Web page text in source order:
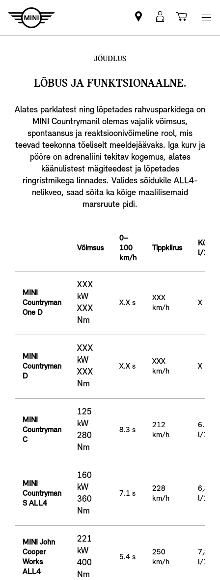
Leia
MINI
MyMini
login
JÕUDLUS
LÕBUS JA FUNKTSIONAALNE.
Alates parklatest ning lõpetades rahvusparkidega on
MINI Countrymanil olemas vajalik võimsus,
spontaansus ja reaktsioonivõimeline rool, mis
teevad teekonna tõeliselt meeldejäävaks. Iga kurv ja
pööre on adrenaliini tekitav kogemus, alates
käänulistest mägiteedest ja lõpetades
ringristmikega linnades. Valides sõidukile ALL4-
nelikveo, saad sõita ka kõige maalilisemaid
marsruute pidi.
Võimsus
0–
100
km/h
Tippkiirus
l/
MINI
Countryman
One D
XXX
kW
XXX
Nm
X.X s
XXX
km/h
X
MINI
Countryman
D
XXX
kW
XXX
Nm
X.X s
XXX
km/h
X
MINI
Countryman
C
125
kW
280
Nm
8.3 s
212
km/h
6.1-
l/100
MINI
Countryman
S ALL4
160
kW
360
Nm
7.1 s
228
km/h
6,8-
l/100
MINI John
Cooper
Works
ALL4
221
kW
400
Nm
5.4 s
250
km/h
7,8-
l/100